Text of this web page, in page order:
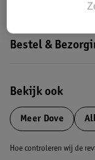
Bestel &
Bekijk ook
Meer Dove
Hoe controleren wij de